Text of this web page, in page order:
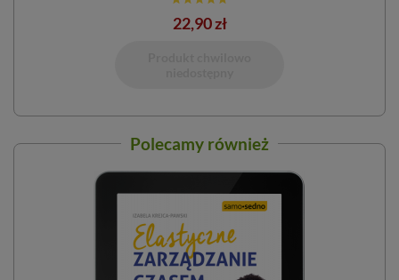
22,90 zł
Polecamy również